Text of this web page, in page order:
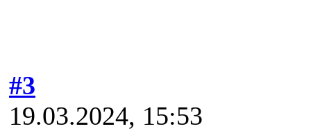
#3
19.03.2024, 15:53